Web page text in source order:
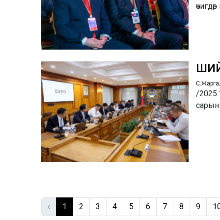
/
‹ 1 2 3 4 5 6 7 8 9